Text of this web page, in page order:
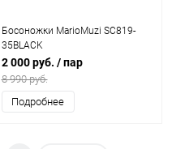
Босоножки MarioMuzi SC819-
35BLACK
2 000 руб. / пар
8 990 руб.
Подробнее